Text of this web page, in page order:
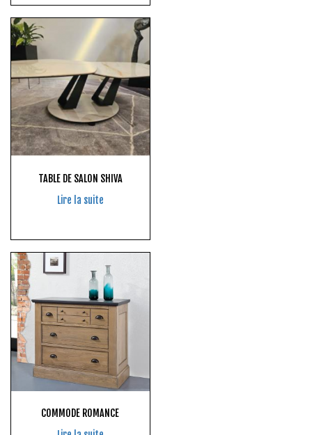
TABLE DE SALON SHIVA
Lire la suite
COMMODE ROMANCE